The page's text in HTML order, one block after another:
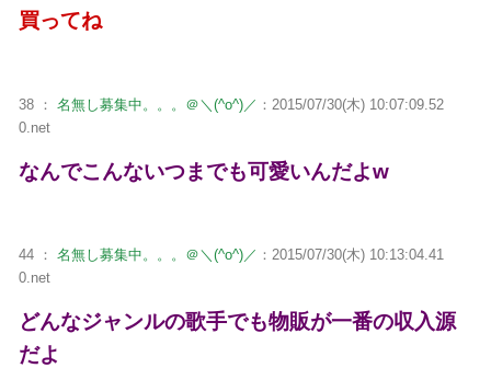
買ってね
38 ： 名無し募集中。。。＠＼(^o^)／ ：2015/07/30(木) 10:07:09.52
0.net
なんでこんないつまでも可愛いんだよw
44 ： 名無し募集中。。。＠＼(^o^)／ ：2015/07/30(木) 10:13:04.41
0.net
どんなジャンルの歌手でも物販が一番の収入源
だよ